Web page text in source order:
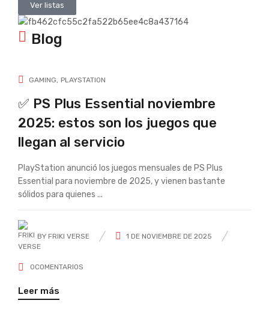
Ver listas
Blog
GAMING PLAYSTATION
✅ PS Plus Essential noviembre
2025: estos son los juegos que
llegan al servicio
PlayStation anunció los juegos mensuales de PS Plus
Essential para noviembre de 2025, y vienen bastante
sólidos para quienes ...
BY FRIKI VERSE 1 DE NOVIEMBRE DE 2025
0COMENTARIOS
Leer más